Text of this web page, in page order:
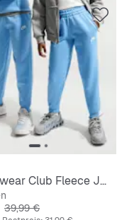
Sportswear Club Fleece Jogger
Originalpreis
39,99 €